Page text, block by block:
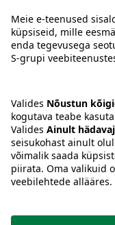
Tingimused
Keel:ETENRU